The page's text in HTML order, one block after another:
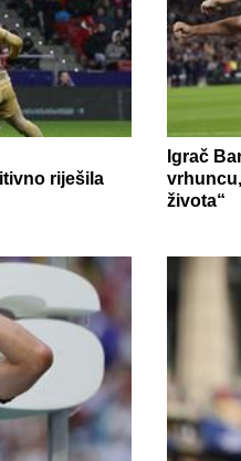
riješila
Igrač
života“